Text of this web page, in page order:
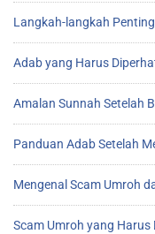
Langkah-langkah
Adab yang Harus
Amalan Sunnah Setelah
Panduan Adab Setelah
Mengenal Scam Umroh
Scam Umroh yang